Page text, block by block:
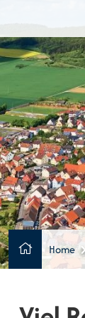
Home